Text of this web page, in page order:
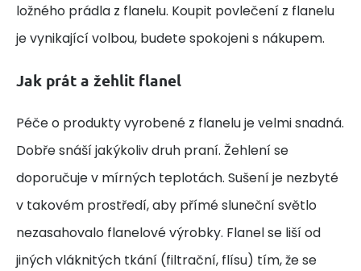
ložného prádla z flanelu. Koupit povlečení z flanelu
je vynikající volbou, budete spokojeni s nákupem.
Jak prát a žehlit flanel
Péče o produkty vyrobené z flanelu je velmi snadná.
Dobře snáší jakýkoliv druh praní. Žehlení se
doporučuje v mírných teplotách. Sušení je nezbyté
v takovém prostředí, aby přímé sluneční světlo
nezasahovalo flanelové výrobky. Flanel se liší od
jiných vláknitých tkání (filtrační, flísu) tím, že se